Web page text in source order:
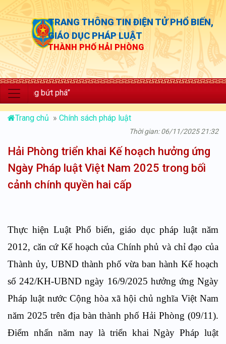
TRANG THÔNG TIN ĐIỆN TỬ PHỔ BIẾN,
GIÁO DỤC PHÁP LUẬT
THÀNH PHỐ HẢI PHÒNG
phá”
Trang chủ » Chính sách pháp luật
Thời gian: 06/11/2025 21:32
Hải Phòng triển khai Kế hoạch hưởng ứng
Ngày Pháp luật Việt Nam 2025 trong bối
cảnh chính quyền hai cấp
Thực hiện Luật Phổ biến, giáo dục pháp luật năm
2012, căn cứ Kế hoạch của Chính phủ và chỉ đạo của
Thành ủy, UBND thành phố vừa ban hành Kế hoạch
số 242/KH-UBND ngày 16/9/2025 hưởng ứng Ngày
Pháp luật nước Cộng hòa xã hội chủ nghĩa Việt Nam
năm 2025 trên địa bàn thành phố Hải Phòng (09/11).
Điểm nhấn năm nay là triển khai Ngày Pháp luật